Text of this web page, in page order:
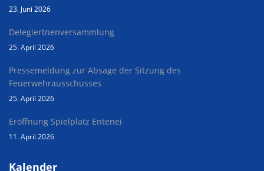
23. Juni 2026
Delegiertnenversammlung
25. April 2026
Pressemeldung zur Absage der Sitzung des
Feuerwehrausschusses
25. April 2026
Eröffnung Spielplatz Entenei
11. April 2026
Kalender